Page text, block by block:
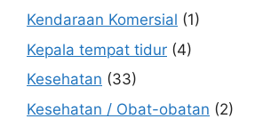
Kendaraan Komersial (1)
Kepala tempat tidur (4)
Kesehatan (33)
Kesehatan / Obat-obatan (2)